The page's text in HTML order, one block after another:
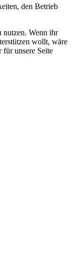
den Betrieb
nutzen. Wenn ihr
wollt, wäre
für unsere Seite